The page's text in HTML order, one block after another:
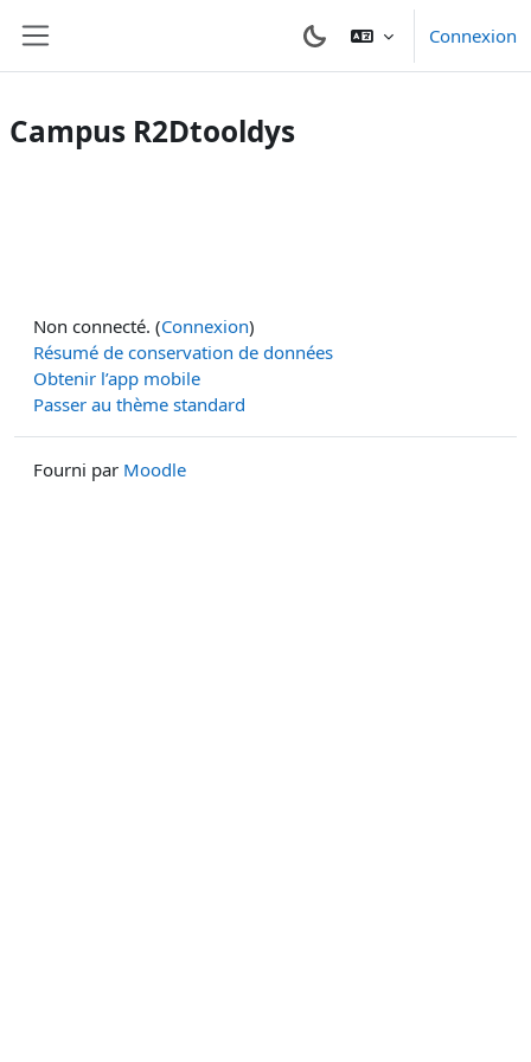
Connexion
Campus R2Dtooldys
Non connecté. (Connexion)
Résumé de conservation de données
Obtenir l’app mobile
Passer au thème standard
Fourni par Moodle